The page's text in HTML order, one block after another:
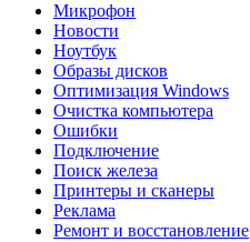
Микрофон
Новости
Ноутбук
Образы дисков
Оптимизация Windows
Очистка компьютера
Ошибки
Подключение
Поиск железа
Принтеры и сканеры
Реклама
Ремонт и восстановление